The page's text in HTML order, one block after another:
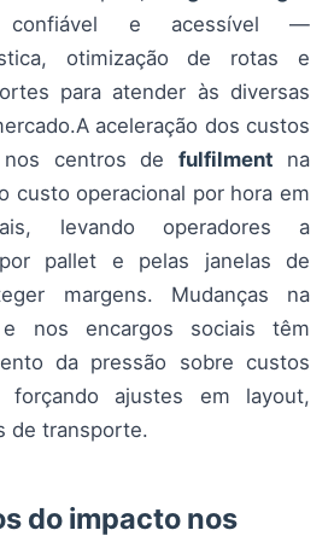
confiável e acessível —
otimização de rotas e
para atender às diversas
aceleração dos custos
centros de fulfilment na
custo operacional por hora em
levando operadores a
pallet e pelas janelas de
margens. Mudanças na
nos encargos sociais têm
da pressão sobre custos
ajustes em layout,
de transporte.
do impacto nos